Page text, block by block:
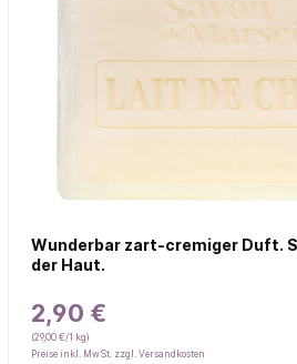
Wunderbar zart-cremiger Duft.
der Haut.
2,90 €
(29,00 €/1 kg)
Preise inkl. MwSt. zzgl. Versandkosten